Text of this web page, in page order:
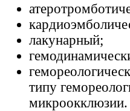
лакунарный;
типу
микроокклюзии.